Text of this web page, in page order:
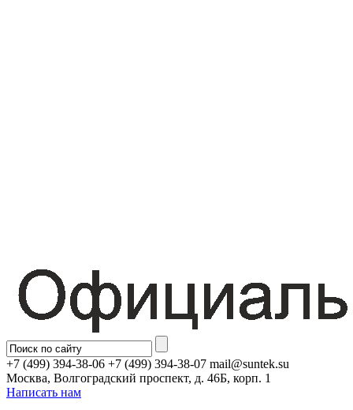
+7 (499) 394-38-06 +7 (499) 394-38-07 mail@suntek.su
Москва, Волгоградский проспект, д. 46Б, корп. 1
Написать нам